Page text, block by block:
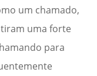
um chamado,
uma forte
para